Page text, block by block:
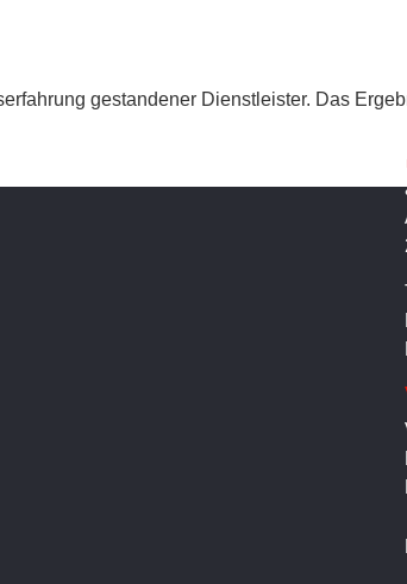
gestandener Dienst­leister. Das